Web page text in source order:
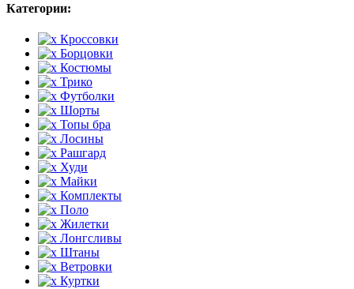
Категории:
Кроссовки
Борцовки
Костюмы
Трико
Футболки
Шорты
Топы бра
Лосины
Рашгард
Худи
Майки
Комплекты
Поло
Жилетки
Лонгсливы
Штаны
Ветровки
Куртки